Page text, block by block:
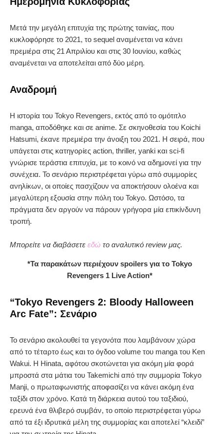
Μετά την μεγάλη επιτυχία της πρώτης ταινίας, που
κυκλοφόρησε το 2021, το sequel αναμένεται να κάνει
πρεμιέρα στις 21 Απριλίου και στις 30 Ιουνίου, καθώς
αναμένεται να αποτελείται από δύο μέρη.
Αναδρομή
Η ιστορία του Tokyo Revengers, εκτός από το ομότιτλο
manga, αποδόθηκε και σε anime. Σε σκηνοθεσία του Koichi
Hatsumi, έκανε πρεμιέρα την άνοιξη του 2021. Η σειρά, που
υπάγεται στις κατηγορίες action, thriller, yanki και sci-fi
γνώρισε τεράστια επιτυχία, με το κοινό να αδημονεί για την
συνέχεια. To σενάριο περιστρέφεται γύρω από συμμορίες
ανηλίκων, οι οποίες πασχίζουν να αποκτήσουν ολοένα και
μεγαλύτερη εξουσία στην πόλη του Tokyo. Ωστόσο, τα
πράγματα δεν αργούν να πάρουν γρήγορα μία επικίνδυνη
τροπή.
Μπορείτε να διαβάσετε εδώ το αναλυτικό review μας.
*Τα παρακάτων περιέχουν spoilers για το Tokyo
Revengers 1 Live Action*
“Tokyo Revengers 2: Bloody Halloween
Arc Fate”: Σενάριο
To σενάριο ακολουθεί τα γεγονότα που λαμβάνουν χώρα
από το τέταρτο έως και το όγδοο volume του manga του Ken
Wakui. H Hinata, αφότου σκοτώνεται για ακόμη μία φορά
μπροστά στα μάτια του Takemichi από την συμμορία Tokyo
Manji, ο πρωταφωνιστής αποφασίζει να κάνει ακόμη ένα
ταξίδι στον χρόνο. Κατά τη διάρκεια αυτού του ταξιδιού,
ερευνά ένα θλιβερό συμβάν, το οποίο περιστρέφεται γύρω
από τα έξι ιδρυτικά μέλη της συμμορίας και αποτελεί “κλειδί”